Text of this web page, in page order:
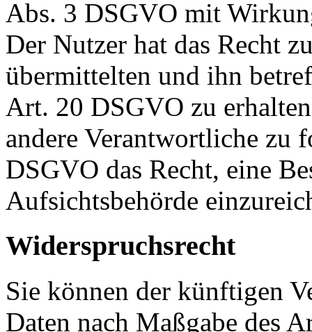
Abs. 3 DSGVO mit
Der Nutzer hat das Recht
übermittelten und ihn
Art. 20 DSGVO zu
andere Verantwortliche zu
DSGVO das Recht, eine
Aufsichtsbehörde
Widerspruchsrecht
Sie können der künftigen
Daten nach Maßgabe des